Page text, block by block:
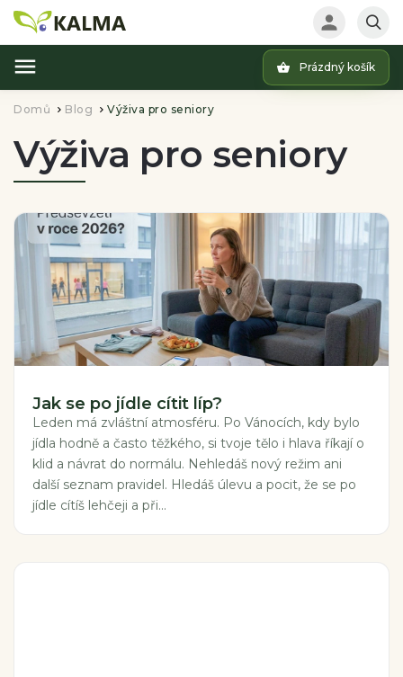
Prázdný košík
Domů / Blog / Výživa pro seniory
Výživa pro seniory
Jak se po jídle cítit líp?
Leden má zvláštní atmosféru. Po Vánocích, kdy bylo
jídla hodně a často těžkého, si tvoje tělo i hlava říkají o
klid a návrat do normálu. Nehledáš nový režim ani
další seznam pravidel. Hledáš úlevu a pocit, že se po
jídle cítíš lehčeji a při...